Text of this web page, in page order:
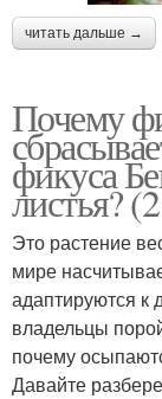
читать дальше →
Почему
фикуса
листья?
Это растение
мире
адаптируются
владельцы
почему
Давайте